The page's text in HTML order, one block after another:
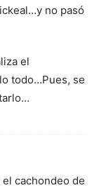
no pasó
el
todo…Pues, se
cachondeo de